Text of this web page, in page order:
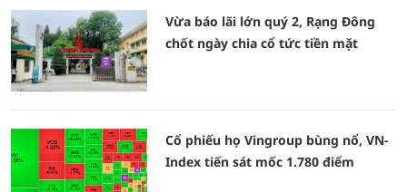
Vừa báo lãi lớn quý 2, Rạng Đông
chốt ngày chia cổ tức tiền mặt
Cổ phiếu họ Vingroup bùng nổ, VN-
Index tiến sát mốc 1.780 điểm